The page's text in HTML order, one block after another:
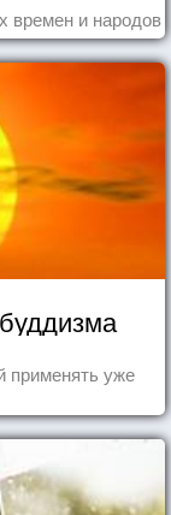
времен и народов
применять уже